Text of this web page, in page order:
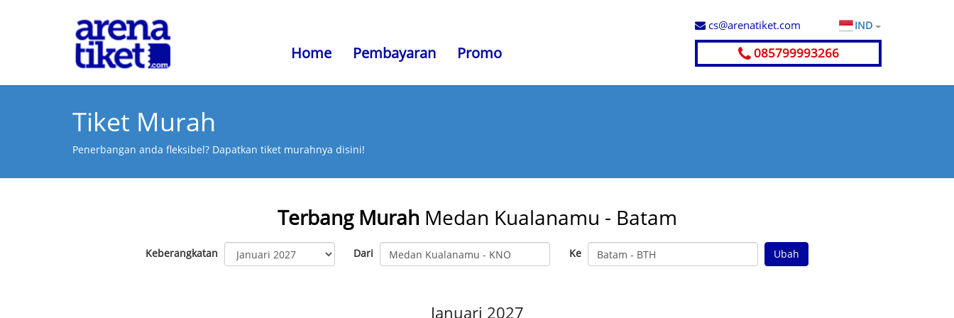
Home Pembayaran Promo
cs@arenatiket.com IND
085799993266
Tiket Murah
Penerbangan anda fleksibel? Dapatkan tiket murahnya disini!
Terbang Murah Medan Kualanamu - Batam
Keberangkatan Dari Ke Ubah
Januari 2027